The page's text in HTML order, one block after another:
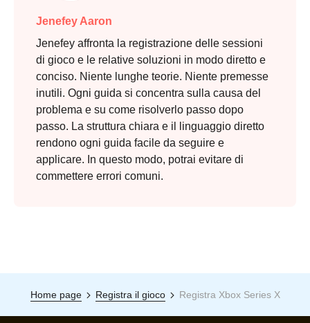
Jenefey Aaron
Jenefey affronta la registrazione delle sessioni
di gioco e le relative soluzioni in modo diretto e
conciso. Niente lunghe teorie. Niente premesse
inutili. Ogni guida si concentra sulla causa del
problema e su come risolverlo passo dopo
passo. La struttura chiara e il linguaggio diretto
rendono ogni guida facile da seguire e
applicare. In questo modo, potrai evitare di
commettere errori comuni.
Home page Registra il gioco Registra Xbox Series X